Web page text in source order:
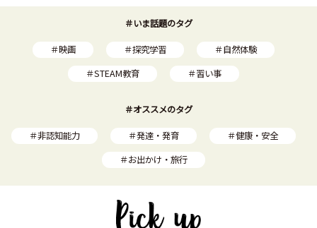
＃いま話題のタグ
＃映画 ＃探究学習
＃自然体験
＃STEAM教育
＃習い事
＃オススメのタグ
＃非認知能力 ＃発達・発育
＃健康・安全
＃お出かけ・旅行